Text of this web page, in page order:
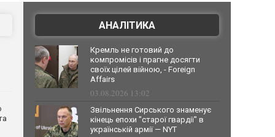
АНАЛІТИКА
Кремль не готовий до
компромісів і прагне досягти
своїх цілей війною, - Foreign
Affairs
03.08.2026 13:02
Звільнення Сирського знаменує
кінець епохи "старої гвардії" в
українській армії — NYT